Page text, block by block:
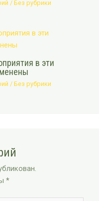
/Без рубрики
в эти
/Без рубрики
*